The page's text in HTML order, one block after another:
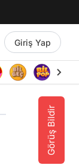
Giriş Yap
Görüş Bildir